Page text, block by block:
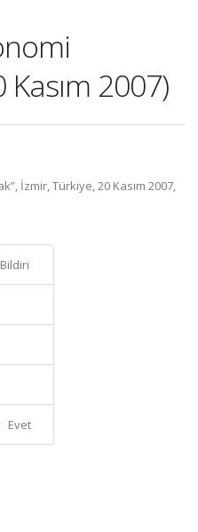
2007)
İzmir, Türkiye, 20 Kasım 2007,
Evet